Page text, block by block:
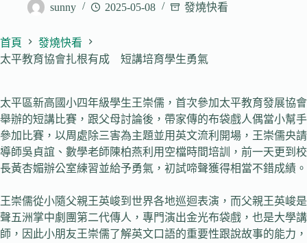
sunny 2025-05-08 發燒快看
首頁
發燒快看
太平教育協會扎根有成 短講培育學生勇氣
太平區新高國小四年級學生王崇儒，首次參加太平教育發展協會
舉辦的短講比賽，跟父母討論後，帶家傳的布袋戲人偶當小幫手
參加比賽，以周處除三害為主題並用英文流利開場，王崇儒央請
導師吳貞誼、數學老師陳柏燕利用空檔時間培訓，前一天更到校
長黃杏媚辦公室練習並給予勇氣，初試啼聲獲得相當不錯成績。
王崇儒從小隨父親王英峻到世界各地巡迴表演，而父親王英峻是
聲五洲掌中劇團第二代傳人，專門演出金光布袋戲，也是大學講
師，因此小朋友王崇儒了解英文口語的重要性跟說故事的能力，